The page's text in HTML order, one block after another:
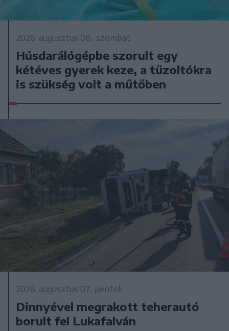
2026. augusztus 08., szombat
Húsdarálógépbe szorult egy
kétéves gyerek keze, a tűzoltókra
is szükség volt a műtőben
2026. augusztus 07., péntek
Dinnyével megrakott teherautó
borult fel Lukafalván